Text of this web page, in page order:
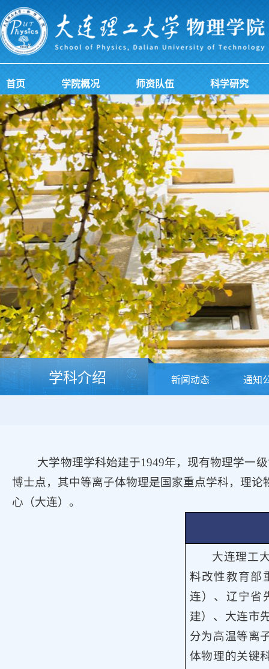
首页 学院概况 师资队伍 科学研究
学科介绍 新闻动态 通知
大学物理学科始建于1949年，现有物理学一
博士点，其中等离子体物理是国家重点学科，理
心（大连）。
大连理工
料改性教育部
连）、辽宁省
建）、大连市
分为高温等离
体物理的关键